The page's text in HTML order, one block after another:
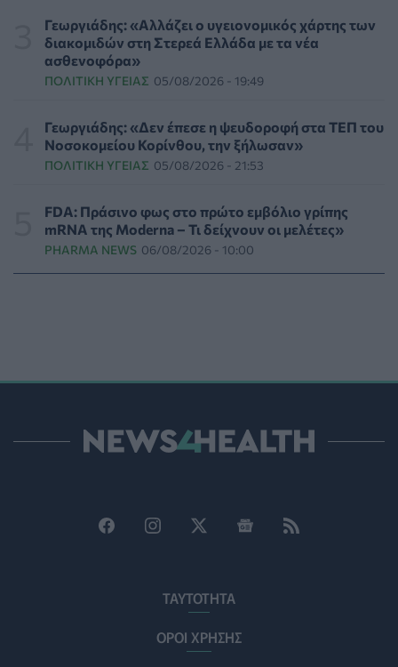
Πέθανε στα 26 της η influencer Σίντνεϊ Τάουλ που
μοιράστηκε επί τρία χρόνια τη μάχη της με σπάνιο
καρκίνο
Απώλεια βάρους: Οι τρεις παράγοντες που κρίνουν το
αποτέλεσμα σύμφωνα με ειδικό στην παχυσαρκία
Ο ΙΣΑ συνιστά τη λήψη σχολαστικών μέτρων ατομικής
προστασίας από τον ιό του Δυτικού Νείλου
ΥΓΕΊΑ 07/08/2026 - 15:42
PET 07/08/2026 - 15:02
ΠΟΛΙΤΙΚΉ ΥΓΕΊΑΣ 07/08/2026 - 14:39
σοβαρής εγκεφαλικής κάκωσης
Γεωργιάδης: «Αλλάζει ο υγειονομικός χάρτης των
διακομιδών στη Στερεά Ελλάδα με τα νέα
ασθενοφόρα»
ΠΟΛΙΤΙΚΉ ΥΓΕΊΑΣ 05/08/2026 - 19:49
Γεωργιάδης: «Δεν έπεσε η ψευδοροφή στα ΤΕΠ του
Νοσοκομείου Κορίνθου, την ξήλωσαν»
ΠΟΛΙΤΙΚΉ ΥΓΕΊΑΣ 05/08/2026 - 21:53
FDA: Πράσινο φως στο πρώτο εμβόλιο γρίπης
mRNA της Moderna – Τι δείχνουν οι μελέτες»
PHARMA NEWS 06/08/2026 - 10:00
ΤΑΥΤΟΤΗΤΑ
ΟΡΟΙ ΧΡΗΣΗΣ